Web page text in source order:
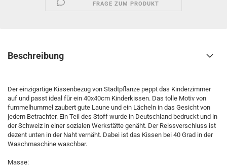
FRAGE ZUM PRODUKT
Beschreibung
Der einzigartige Kissenbezug von Stadtpflanze peppt das Kinderzimmer
auf und passt ideal für ein 40x40cm Kinderkissen. Das tolle Motiv von
fummelhummel zaubert gute Laune und ein Lächeln in das Gesicht von
jedem Betrachter. Ein Teil des Stoff wurde in Deutschland bedruckt und in
der Schweiz in einer sozialen Werkstätte genäht. Der Reissverschluss ist
dezent unten in der Naht vernäht. Dabei ist das Kissen bei 40 Grad in der
Waschmaschine waschbar.
Masse: